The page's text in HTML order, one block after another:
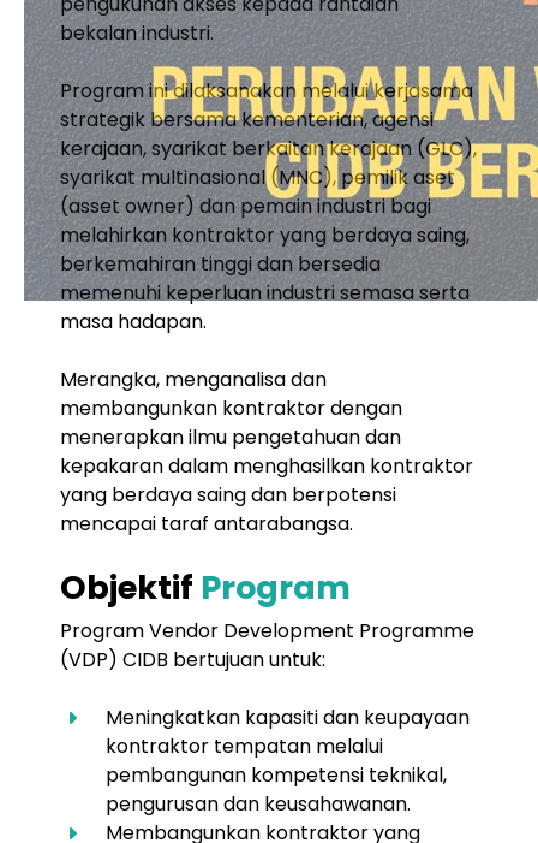
bekalan industri.
Program ini dilaksanakan melalui kerjasama
strategik bersama kementerian, agensi
kerajaan, syarikat berkaitan kerajaan (GLC),
syarikat multinasional (MNC), pemilik aset
(asset owner) dan pemain industri bagi
melahirkan kontraktor yang berdaya saing,
berkemahiran tinggi dan bersedia
memenuhi keperluan industri semasa serta
masa hadapan.
Merangka, menganalisa dan
membangunkan kontraktor dengan
menerapkan ilmu pengetahuan dan
kepakaran dalam menghasilkan kontraktor
yang berdaya saing dan berpotensi
mencapai taraf antarabangsa.
Objektif Program
Program Vendor Development Programme
(VDP) CIDB bertujuan untuk:
Meningkatkan kapasiti dan keupayaan
kontraktor tempatan melalui
pembangunan kompetensi teknikal,
pengurusan dan keusahawanan.
Membangunkan kontraktor yang